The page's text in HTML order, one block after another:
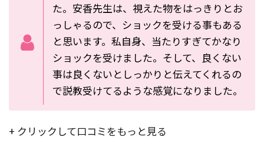
た。安香先生は、視えた物をはっきりとお
っしゃるので、ショックを受ける事もある
と思います。私自身、当たりすぎてかなり
ショックを受けました。そして、良くない
事は良くないとしっかりと伝えてくれるの
で説教受けてるような感覚になりました。
+ クリックして口コミをもっと見る